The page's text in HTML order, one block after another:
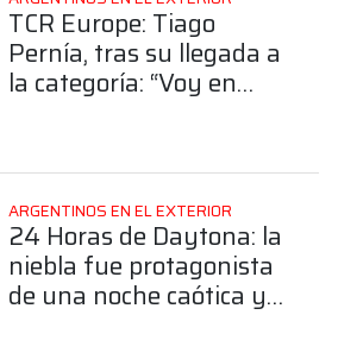
TCR Europe: Tiago
Pernía, tras su llegada a
la categoría: “Voy en
ARGENTINOS EN EL EXTERIOR
24 Horas de Daytona: la
niebla fue protagonista
de una noche caótica y